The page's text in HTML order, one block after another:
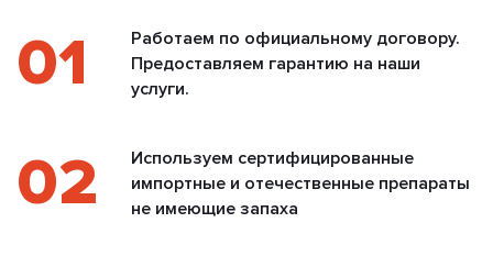
01
Работаем по официальному договору.
Предоставляем гарантию на наши
услуги.
02
Используем сертифицированные
импортные и отечественные препараты
не имеющие запаха